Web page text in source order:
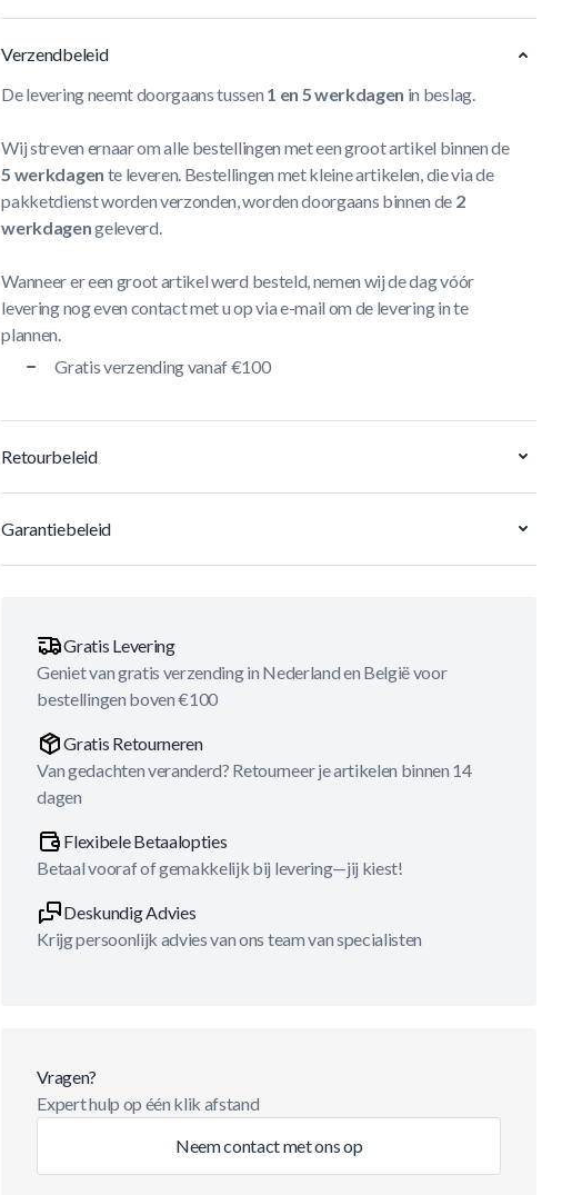
Verzendbeleid
De levering neemt doorgaans tussen 1 en 5 werkdagen in beslag.
Wij streven ernaar om alle bestellingen met een groot artikel binnen de
5 werkdagen te leveren. Bestellingen met kleine artikelen, die via de
pakketdienst worden verzonden, worden doorgaans binnen de 2
werkdagengeleverd.
Wanneer er een groot artikel werd besteld, nemen wij de dag vóór
levering nog even contact met u op via e-mail om de levering in te
plannen.
Gratis verzending vanaf €100
Retourbeleid
Garantiebeleid
Gratis Levering
Geniet van gratis verzending in Nederland en België voor
bestellingen boven €100
Gratis Retourneren
Van gedachten veranderd? Retourneer je artikelen binnen 14
dagen
Flexibele Betaalopties
Betaal vooraf of gemakkelijk bij levering—jij kiest!
Deskundig Advies
Krijg persoonlijk advies van ons team van specialisten
Vragen?
Expert hulp op één klik afstand
Neem contact met ons op